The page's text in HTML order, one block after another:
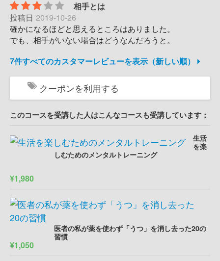
相手とは
投稿日 2019-10-26
確かになるほどと思えるところはありました。
でも、相手がいない場合はどうなんだろうと。
7件すべてのカスタマーレビューを表示（新しい順）
クーポンを利用する
このコースを受講した人はこんなコースも受講しています：
生活
を楽
しむためのメンタルトレーニング
¥1,980
医者の私が薬を使わず「うつ」を消し去った20の
習慣
¥1,050